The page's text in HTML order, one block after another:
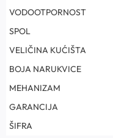
VODOOTPORNOST
SPOL
VELIČINA KUĆIŠTA
BOJA NARUKVICE
MEHANIZAM
GARANCIJA
ŠIFRA